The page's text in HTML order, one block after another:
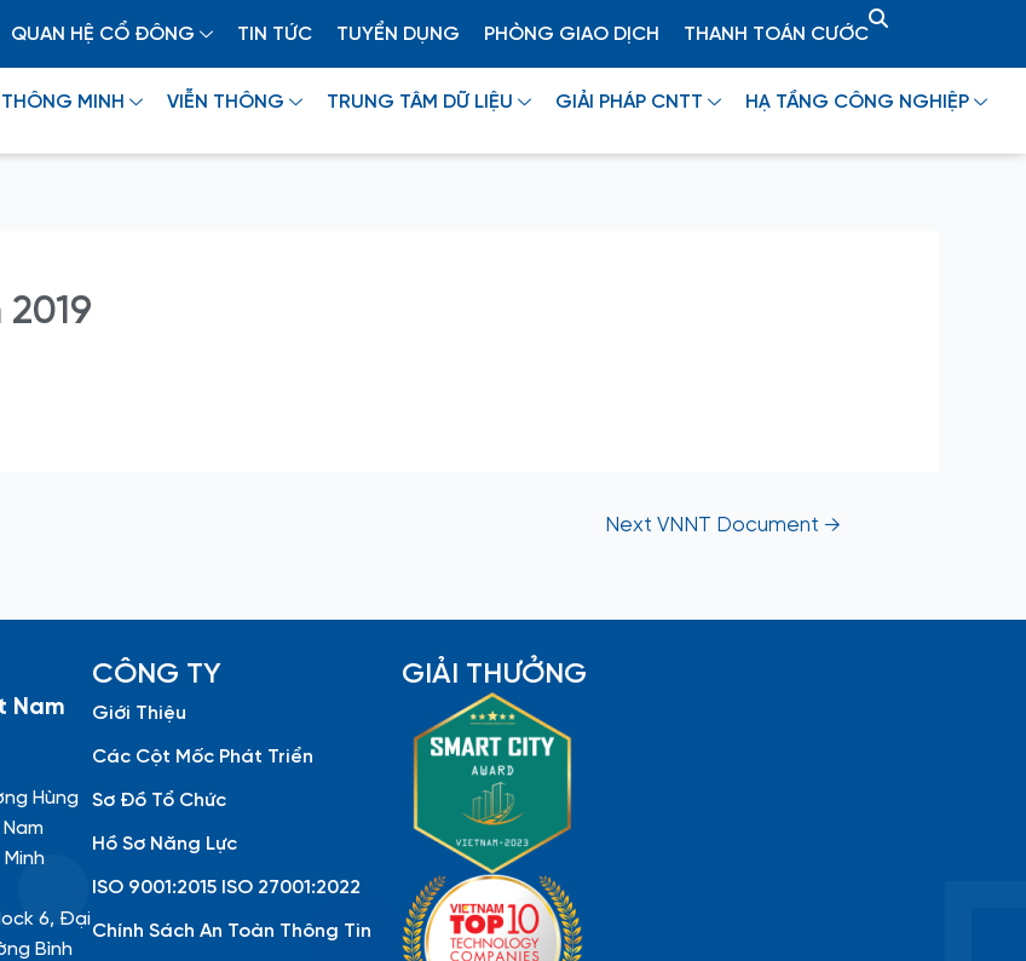
QUAN HỆ CỔ ĐÔNG TIN TỨC TUYỂN DỤNG PHÒNG GIAO DỊCH THANH TOÁN CƯỚC
MINH VIỄN THÔNG TRUNG TÂM DỮ LIỆU GIẢI PHÁP CNTT HẠ TẦNG CÔNG NGHIỆP
Next VNNT Document →
Nam
Hùng
6, Đại
Bình
CÔNG TY
Giới Thiệu
Các Cột Mốc Phát Triển
Sơ Đồ Tổ Chức
Hồ Sơ Năng Lực
ISO 9001:2015 ISO 27001:2022
Chính Sách An Toàn Thông Tin
GIẢI THƯỞNG